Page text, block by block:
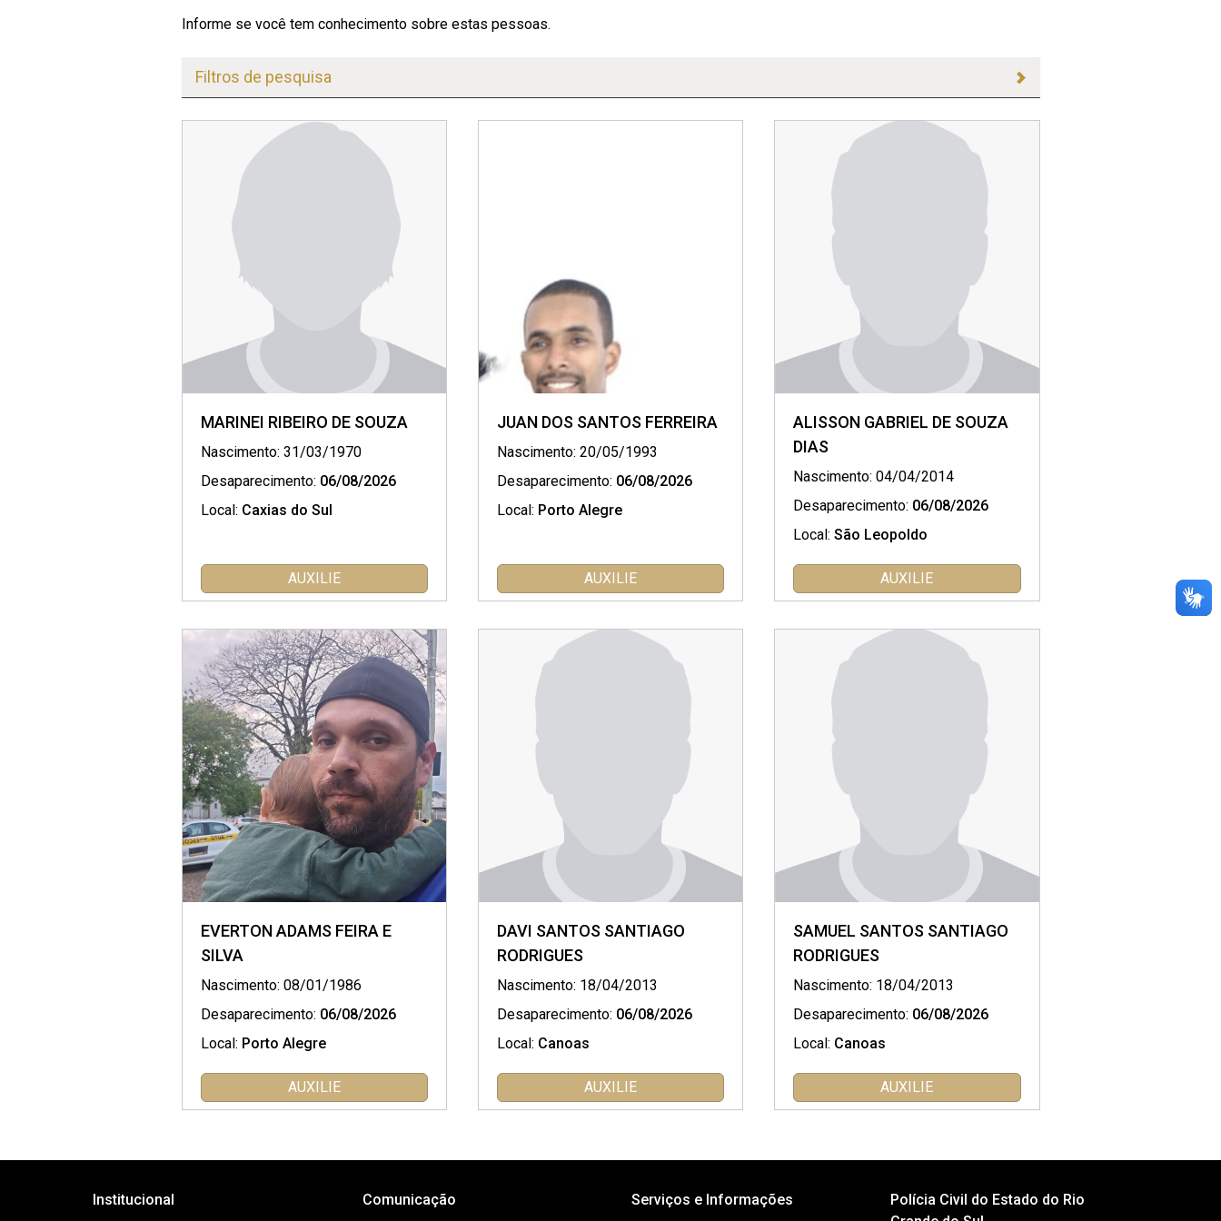
Informe se você tem conhecimento sobre estas pessoas.
Filtros de pesquisa
MARINEI RIBEIRO DE SOUZA
Nascimento: 31/03/1970
Desaparecimento: 06/08/2026
Local: Caxias do Sul
AUXILIE
JUAN DOS SANTOS FERREIRA
Nascimento: 20/05/1993
Desaparecimento: 06/08/2026
Local: Porto Alegre
AUXILIE
ALISSON GABRIEL DE SOUZA
DIAS
Nascimento: 04/04/2014
Desaparecimento: 06/08/2026
Local: São Leopoldo
AUXILIE
EVERTON ADAMS FEIRA E
SILVA
Nascimento: 08/01/1986
Desaparecimento: 06/08/2026
Local: Porto Alegre
AUXILIE
DAVI SANTOS SANTIAGO
RODRIGUES
Nascimento: 18/04/2013
Desaparecimento: 06/08/2026
Local: Canoas
AUXILIE
SAMUEL SANTOS SANTIAGO
RODRIGUES
Nascimento: 18/04/2013
Desaparecimento: 06/08/2026
Local: Canoas
AUXILIE
Institucional Comunicação Serviços e Informações
Polícia Civil do Estado do Rio